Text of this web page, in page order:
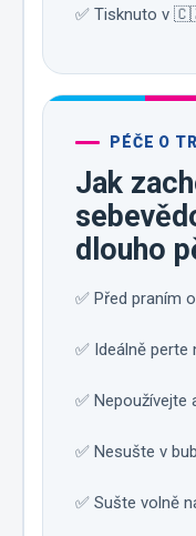
✅ Tisknuto v
PÉČE O
Jak
dlouho
✅ Před praním
✅ Ideálně perte
✅ Nepoužívejte
✅ Nesušte v
✅ Sušte volně